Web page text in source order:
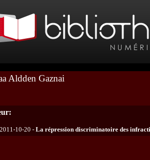
Aldden Gaznai
2011-10-20 - La répression discriminatoire des